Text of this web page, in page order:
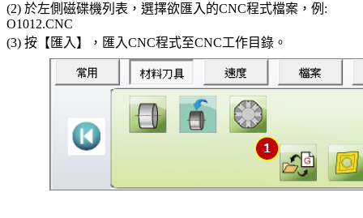
(2) 於左側磁碟機列表，選擇欲匯入的CNC程式檔案，例:
O1012.CNC
(3) 按【匯入】，匯入CNC程式至CNC工作目錄。